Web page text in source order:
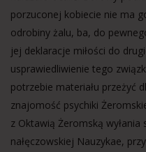
porzuconej kobiecie nie ma
odrobiny żalu, ba, do
jej deklaracje miłości do
usprawiedliwienie tego
potrzebie materiału przeżyć
znajomość psychiki
z Oktawią Żeromską wyłania
nałęczowskiej Nauzykae,